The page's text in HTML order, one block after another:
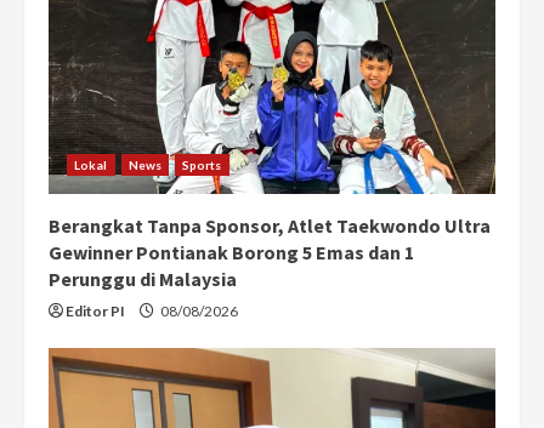
a
d
i
n
g
Lokal News Sports
Berangkat Tanpa Sponsor, Atlet Taekwondo Ultra
Gewinner Pontianak Borong 5 Emas dan 1
Perunggu di Malaysia
Editor PI 08/08/2026